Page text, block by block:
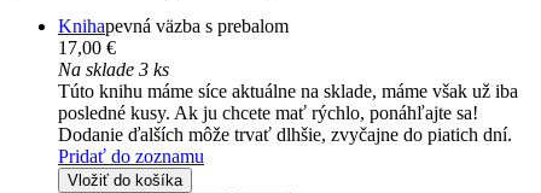
Knihapevná väzba s prebalom
17,00 €
Na sklade 3 ks
Túto knihu máme síce aktuálne na sklade, máme však už iba
posledné kusy. Ak ju chcete mať rýchlo, ponáhľajte sa!
Dodanie ďalších môže trvať dlhšie, zvyčajne do piatich dní.
Pridať do zoznamu
Vložiť do košíka